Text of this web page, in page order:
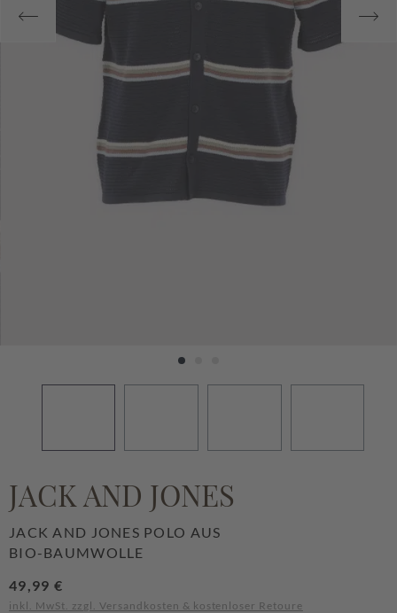
JACK AND JONES POLO AUS
BIO-BAUMWOLLE
JACK AND JONES
Regulärer Preis:
49,99 €
inkl. MwSt. zzgl. Versandkosten & kostenloser Retoure